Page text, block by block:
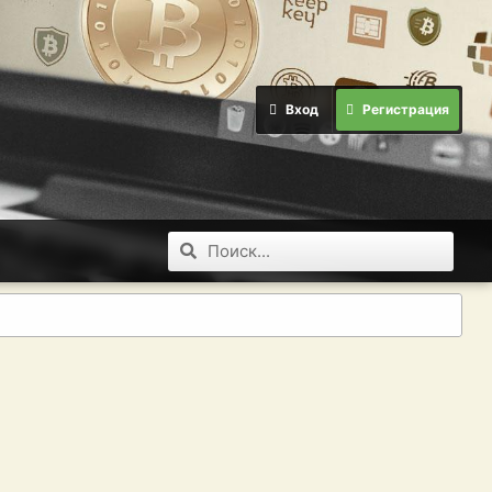
Вход Регистрация